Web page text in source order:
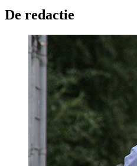
De redactie